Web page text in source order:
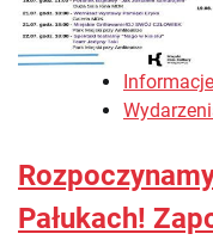
Informacje
Pałukach!